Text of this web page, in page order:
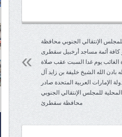
للمجلس الإنتقالي الجنوبي محافظة
أئمة مساجد أرخبيل سقطرى
الغائب يوم غدا السبت عقب صلاة
بادن الله الشيخ خليفة بن زايد آل
الإمارات العربية المتحدة صادر
للمجلس الإنتقالي الجنوبي
محافظة سقطرئ